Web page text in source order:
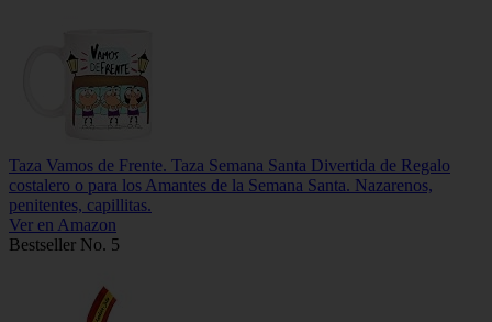
Taza Vamos de Frente. Taza Semana Santa Divertida de Regalo
costalero o para los Amantes de la Semana Santa. Nazarenos,
penitentes, capillitas.
Ver en Amazon
Bestseller No. 5